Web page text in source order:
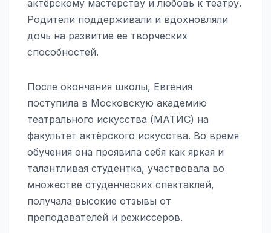
актёрскому мастерству и любовь к театру.
Родители поддерживали и вдохновляли
дочь на развитие ее творческих
способностей.
После окончания школы, Евгения
поступила в Московскую академию
театрального искусства (МАТИС) на
факультет актёрского искусства. Во время
обучения она проявила себя как яркая и
талантливая студентка, участвовала во
множестве студенческих спектаклей,
получала высокие отзывы от
преподавателей и режиссеров.